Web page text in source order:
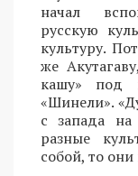
начал
русскую
культуру.
же
кашу» под
«Шинели».
с запада на
разные
собой, то